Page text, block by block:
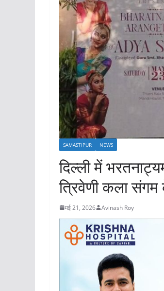
SAMASTIPUR NEWS
दिल्ली में
त्रिवेणी कला संगम
मई 21, 2026 Avinash Roy